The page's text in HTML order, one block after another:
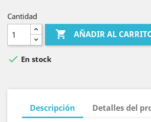
Cantidad
 AÑADIR AL
 En stock
Descripción Detalles del